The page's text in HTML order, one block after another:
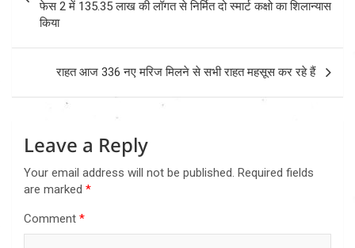
फेस 2 में 135.35 लाख की लॉगत से निर्मित दो स्मार्ट कक्षो का शिलान्यास
किया
राहत आज 336 नए मरिज मिलने से सभी राहत महसूस कर रहे हैं
Leave a Reply
Your email address will not be published. Required fields
are marked *
Comment *